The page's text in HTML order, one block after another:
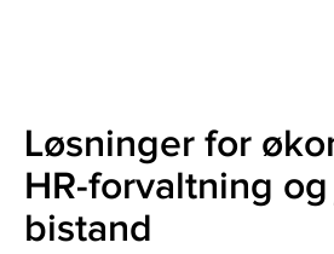
Løsninger for
HR-forvaltning
bistand